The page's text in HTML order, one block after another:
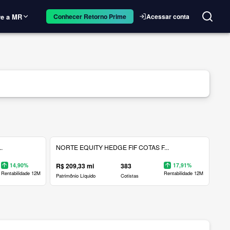
a MR Conhecer Retorno Prime Acessar conta
14,90%
Rentabilidade 12M
NORTE EQUITY HEDGE FIF COTAS F...
R$ 209,33 mi
Patrimônio Líquido
383
Cotistas
17,91%
Rentabilidade 12M